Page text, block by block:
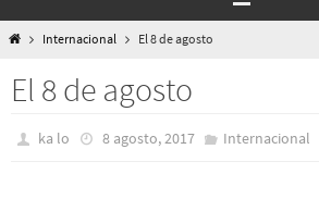
InicioInternacional El 8 de agosto
El 8 de agosto
ka lo 8 agosto, 2017 Internacional